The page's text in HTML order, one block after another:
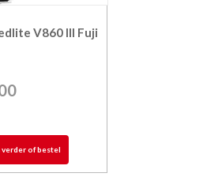
V860 III Fuji
verder of bestel